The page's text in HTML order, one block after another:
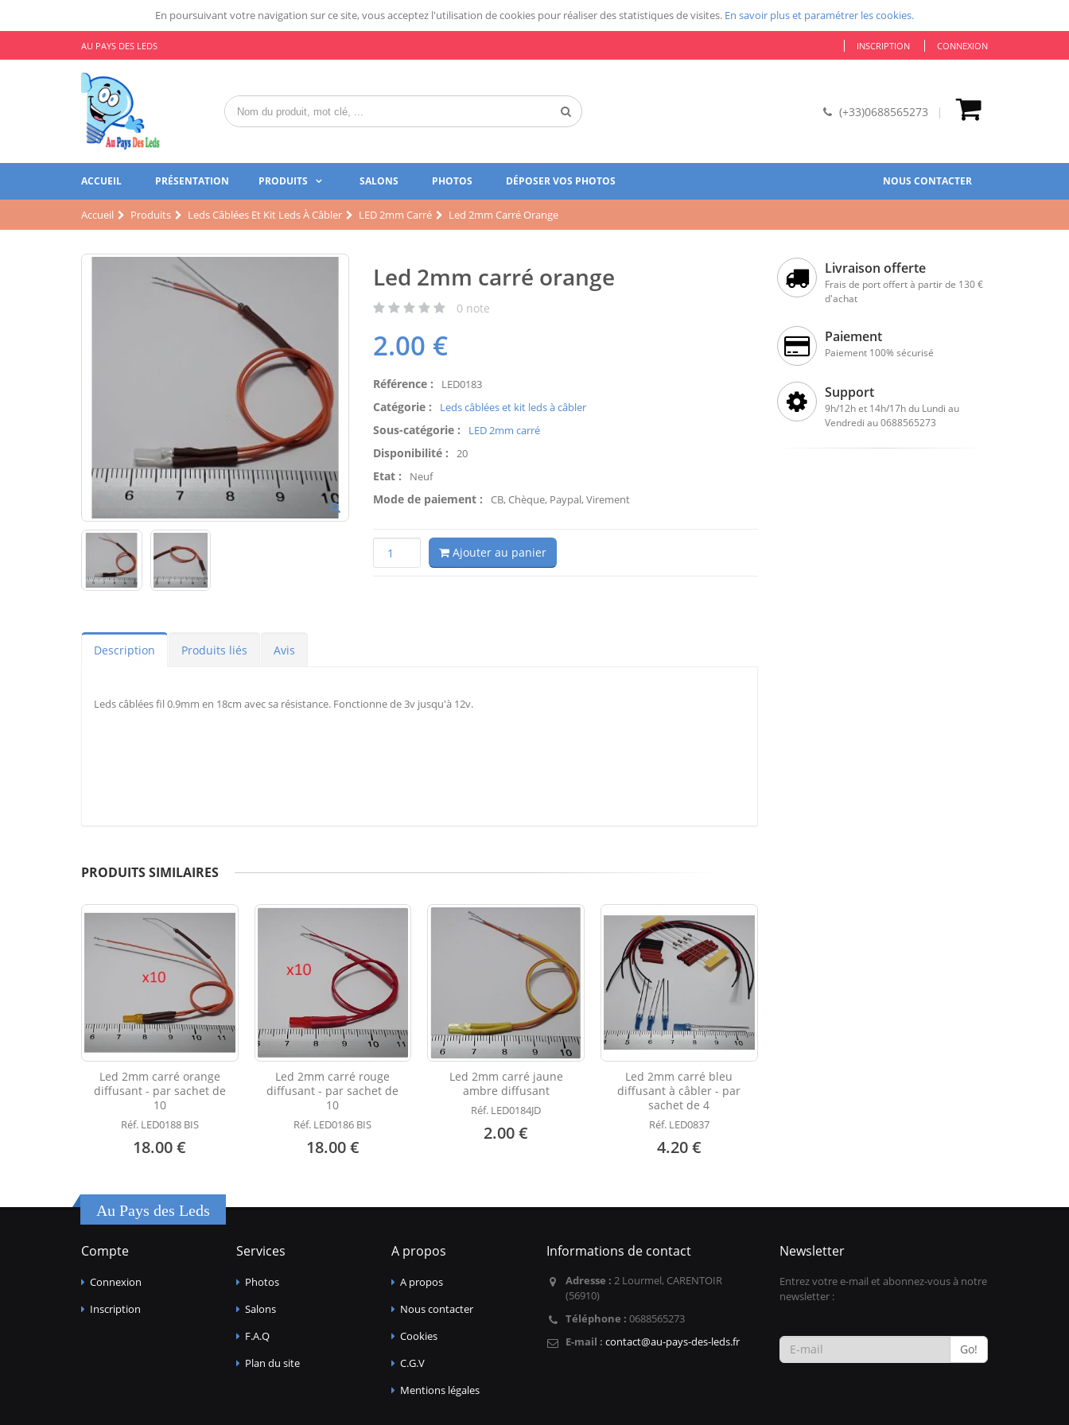
En poursuivant votre navigation sur ce site, vous acceptez l'utilisation de cookies pour réaliser des statistiques de visites. En savoir plus et paramétrer les cookies.
AU PAYS DES LEDS INSCRIPTION CONNEXION
(+33)0688565273
ACCUEIL PRÉSENTATION PRODUITS SALONS PHOTOS DÉPOSER VOS PHOTOS NOUS CONTACTER
Accueil Produits Leds Câblées Et Kit Leds À Câbler LED 2mm Carré Led 2mm Carré Orange
Led 2mm carré orange
0 note
2.00 €
Référence : LED0183
Catégorie : Leds câblées et kit leds à câbler
Sous-catégorie : LED 2mm carré
Disponibilité : 20
Etat : Neuf
Mode de paiement : CB, Chèque, Paypal, Virement
Ajouter au panier
Description Produits liés Avis
Leds câblées fil 0.9mm en 18cm avec sa résistance. Fonctionne de 3v jusqu'à 12v.
PRODUITS SIMILAIRES
Led 2mm carré orange
diffusant - par sachet de
10
Réf. LED0188 BIS
18.00 €
Led 2mm carré rouge
diffusant - par sachet de
10
Réf. LED0186 BIS
18.00 €
Led 2mm carré jaune
ambre diffusant
Réf. LED0184JD
2.00 €
Led 2mm carré bleu
diffusant à câbler - par
sachet de 4
Réf. LED0837
4.20 €
Livraison offerte
Frais de port offert à partir de 130 €
d'achat
Paiement
Paiement 100% sécurisé
Support
9h/12h et 14h/17h du Lundi au
Vendredi au 0688565273
Au Pays des Leds
Compte
Connexion
Inscription
Services
Photos
Salons
F.A.Q
Plan du site
A propos
A propos
Nous contacter
Cookies
C.G.V
Mentions légales
Informations de contact
Adresse : 2 Lourmel, CARENTOIR
(56910)
Téléphone : 0688565273
E-mail : contact@au-pays-des-leds.fr
Newsletter
Entrez votre e-mail et abonnez-vous à notre
newsletter :
Go!